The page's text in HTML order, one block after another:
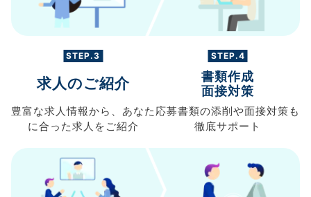
STEP.3
求人のご紹介
豊富な求人情報から、 あなた
に合った求人を ご紹介
STEP.4
書類作成
面接対策
応募書類の添削や面接対策も
徹底サポート